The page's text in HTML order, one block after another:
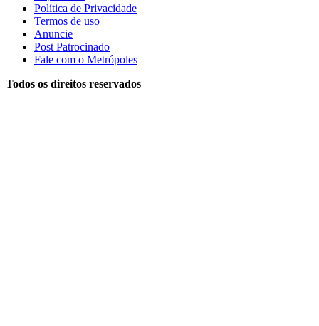
Política de Privacidade
Termos de uso
Anuncie
Post Patrocinado
Fale com o Metrópoles
Todos os direitos reservados